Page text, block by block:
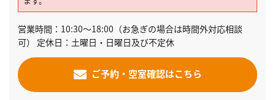
営業時間：10:30～18:00（お急ぎの場合は時間外対応相談
可） 定休日：土曜日・日曜日及び不定休
ご予約・空室確認はこちら